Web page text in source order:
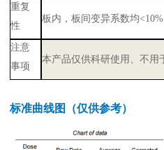
重复
性
板内，板间变异系数均<10%
注意
事项
本产品仅供科研使用、不用
标准曲线图（仅供参考）